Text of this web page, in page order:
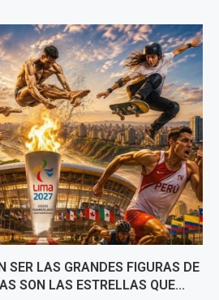
SER LAS GRANDES FIGURAS DE
SON LAS ESTRELLAS QUE...